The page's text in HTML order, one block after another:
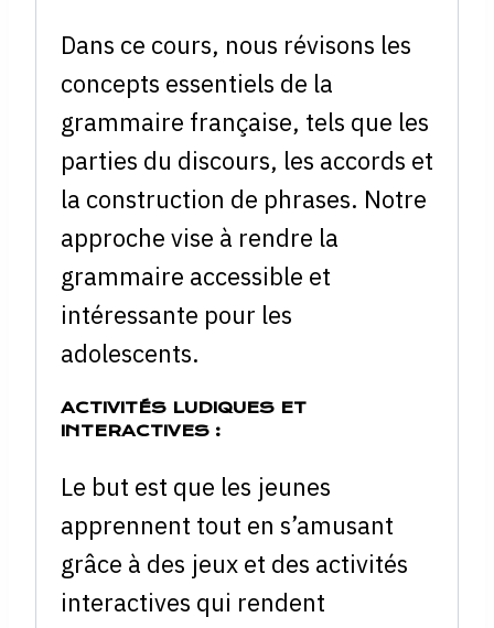
Dans ce cours, nous révisons les
concepts essentiels de la
grammaire française, tels que les
parties du discours, les accords et
la construction de phrases. Notre
approche vise à rendre la
grammaire accessible et
intéressante pour les
adolescents.
ACTIVITÉS LUDIQUES ET
INTERACTIVES :
Le but est que les jeunes
apprennent tout en s’amusant
grâce à des jeux et des activités
interactives qui rendent